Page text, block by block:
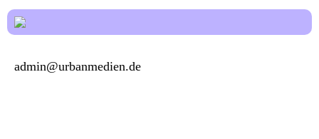
admin@urbanmedien.de